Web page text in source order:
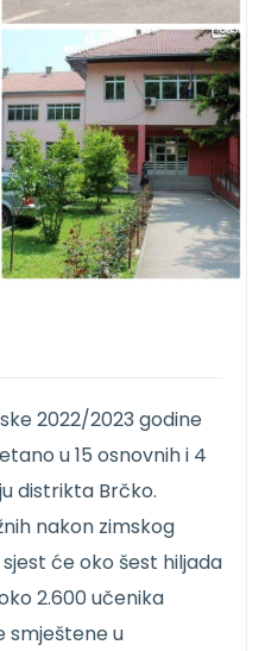
2022/2023 godine
u 15 osnovnih i 4
distrikta Brčko.
nakon zimskog
će oko šest hiljada
2.600 učenika
smještene u